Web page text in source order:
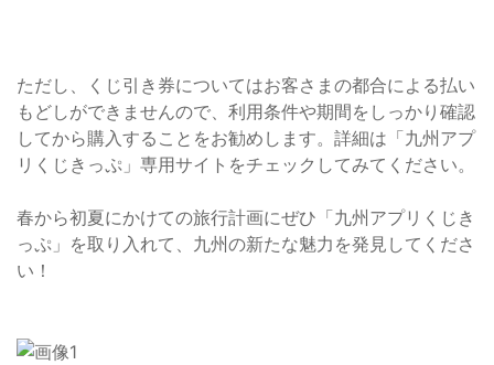
ただし、くじ引き券についてはお客さまの都合による払い
もどしができませんので、利用条件や期間をしっかり確認
してから購入することをお勧めします。詳細は「九州アプ
リくじきっぷ」専用サイトをチェックしてみてください。
春から初夏にかけての旅行計画にぜひ「九州アプリくじき
っぷ」を取り入れて、九州の新たな魅力を発見してくださ
い！